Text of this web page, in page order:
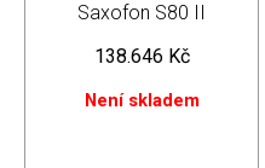
Saxofon S80 II
138.646 Kč
Není skladem